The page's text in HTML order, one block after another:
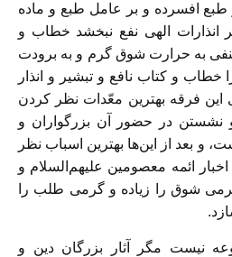
طبع افسرده و بر عامل طبع و ماده
انذارات الهی نفع نبخشد خطاب و
صنفی به حرارت شوق گرم و به برودت
و کتاب نافع و تبشیر و انذار
فرقه بهترین معّدات نظر کردن
نشستن در حضور آن بزرگواران و
و بعد از این‌ها بهترین اسباب نظر
ائمه معصومین علیهم‌السلام و
گرمی شوق را زیاده و گرمی طلب را
نیست مگر آثار بزرگان دین و